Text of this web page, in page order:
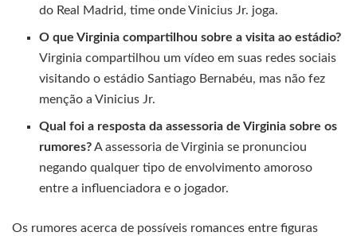
do Real Madrid, time onde Vinicius Jr. joga.
O que Virginia compartilhou sobre a visita ao estádio?
Virginia compartilhou um vídeo em suas redes sociais
visitando o estádio Santiago Bernabéu, mas não fez
menção a Vinicius Jr.
Qual foi a resposta da assessoria de Virginia sobre os
rumores?A assessoria de Virginia se pronunciou
negando qualquer tipo de envolvimento amoroso
entre a influenciadora e o jogador.
Os rumores acerca de possíveis romances entre figuras